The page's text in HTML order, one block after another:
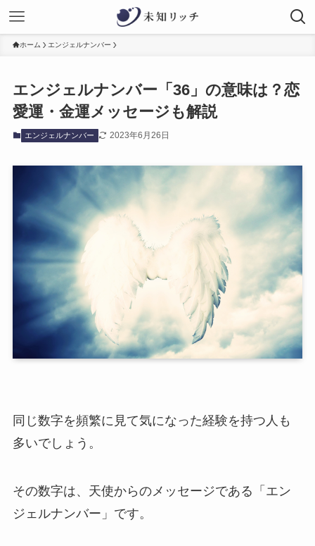
ホーム エンジェルナンバー
エンジェルナンバー「36」の意味は？恋
愛運・金運メッセージも解説
エンジェルナンバー 2023年6月26日
同じ数字を頻繁に見て気になった経験を持つ人も
多いでしょう。
その数字は、天使からのメッセージである「エン
ジェルナンバー」です。